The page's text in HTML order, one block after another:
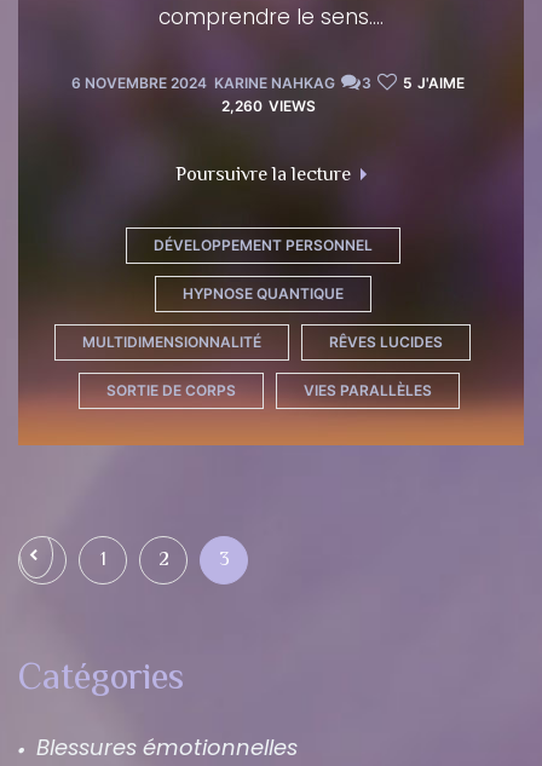
comprendre le sens....
6 NOVEMBRE 2024 KARINE NAHKAG 3 5 J'AIME
2,260 VIEWS
Poursuivre la lecture"La
DÉVELOPPEMENT PERSONNEL
HYPNOSE QUANTIQUE
MULTIDIMENSIONNALITÉ RÊVES LUCIDES
SORTIE DE CORPS VIES PARALLÈLES
Page précédente
1 2 3
Catégories
Blessures émotionnelles